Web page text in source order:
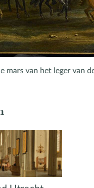
mars van het leger van